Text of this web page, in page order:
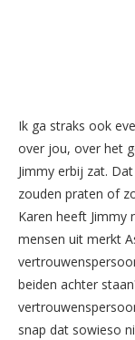
Ik ga straks ook
over jou, over het
Jimmy erbij zat.
zouden praten of
Karen heeft Jimmy
mensen uit merkt
beiden achter
snap dat sowieso